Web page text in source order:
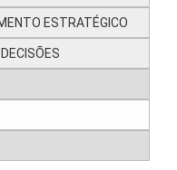
ESTRATÉGICO